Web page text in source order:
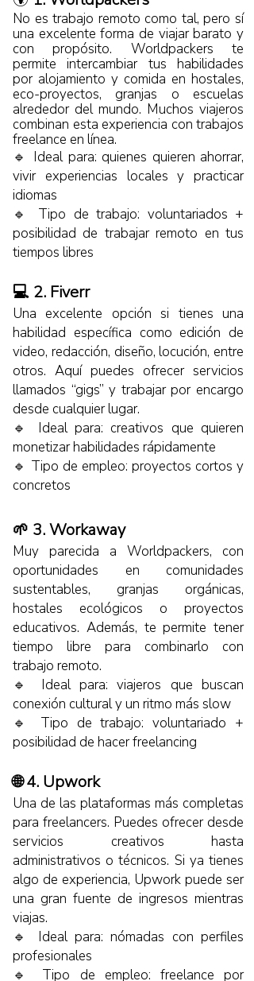
No es trabajo remoto como tal, pero sí
una excelente forma de viajar barato y
con propósito. Worldpackers te
permite intercambiar tus habilidades
por alojamiento y comida en hostales,
eco-proyectos, granjas o escuelas
alrededor del mundo. Muchos viajeros
combinan esta experiencia con trabajos
freelance en línea.
🔹 Ideal para: quienes quieren ahorrar,
vivir experiencias locales y practicar
idiomas
🔹 Tipo de trabajo: voluntariados +
posibilidad de trabajar remoto en tus
tiempos libres
💻 2. Fiverr
Una excelente opción si tienes una
habilidad específica como edición de
video, redacción, diseño, locución, entre
otros. Aquí puedes ofrecer servicios
llamados “gigs” y trabajar por encargo
desde cualquier lugar.
🔹 Ideal para: creativos que quieren
monetizar habilidades rápidamente
🔹 Tipo de empleo: proyectos cortos y
concretos
🌱 3. Workaway
Muy parecida a Worldpackers, con
oportunidades en comunidades
sustentables, granjas orgánicas,
hostales ecológicos o proyectos
educativos. Además, te permite tener
tiempo libre para combinarlo con
trabajo remoto.
🔹 Ideal para: viajeros que buscan
conexión cultural y un ritmo más slow
🔹 Tipo de trabajo: voluntariado +
posibilidad de hacer freelancing
🌐 4. Upwork
Una de las plataformas más completas
para freelancers. Puedes ofrecer desde
servicios creativos hasta
administrativos o técnicos. Si ya tienes
algo de experiencia, Upwork puede ser
una gran fuente de ingresos mientras
viajas.
🔹 Ideal para: nómadas con perfiles
profesionales
🔹 Tipo de empleo: freelance por